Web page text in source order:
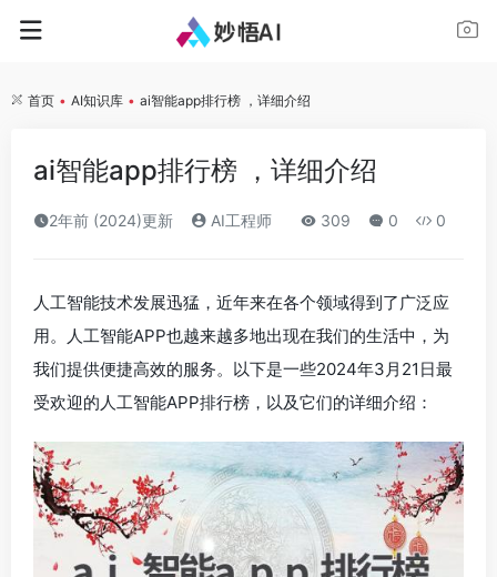
首页 • AI知识库 • ai智能app排行榜 ，详细介绍
ai智能app排行榜 ，详细介绍
2年前 (2024)更新 AI工程师 309 0 0
人工智能技术发展迅猛，近年来在各个领域得到了广泛应
用。人工智能APP也越来越多地出现在我们的生活中，为
我们提供便捷高效的服务。以下是一些2024年3月21日最
受欢迎的人工智能APP排行榜，以及它们的详细介绍：